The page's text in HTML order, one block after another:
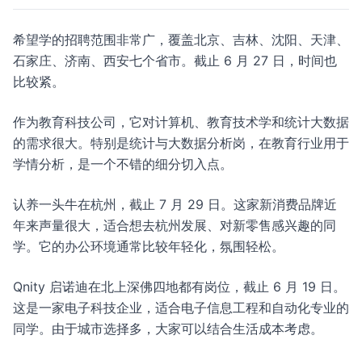
希望学的招聘范围非常广，覆盖北京、吉林、沈阳、天津、
石家庄、济南、西安七个省市。截止 6 月 27 日，时间也
比较紧。
作为教育科技公司，它对计算机、教育技术学和统计大数据
的需求很大。特别是统计与大数据分析岗，在教育行业用于
学情分析，是一个不错的细分切入点。
认养一头牛在杭州，截止 7 月 29 日。这家新消费品牌近
年来声量很大，适合想去杭州发展、对新零售感兴趣的同
学。它的办公环境通常比较年轻化，氛围轻松。
Qnity 启诺迪在北上深佛四地都有岗位，截止 6 月 19 日。
这是一家电子科技企业，适合电子信息工程和自动化专业的
同学。由于城市选择多，大家可以结合生活成本考虑。